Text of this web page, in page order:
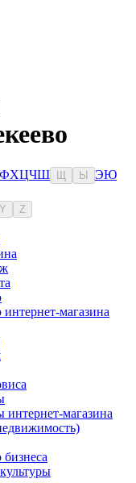
ФХЦЧШ Ы ЭЮ
Y Z
магазина
интернет-магазина